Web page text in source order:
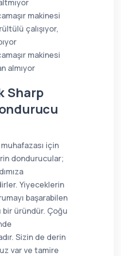
makinesi
çalışıyor,
makinesi
almıyor
Sharp
için
dondurucular;
Yiyeceklerin
başarabilen
bir üründür. Çoğu
Sizin de derin
var ve tamire